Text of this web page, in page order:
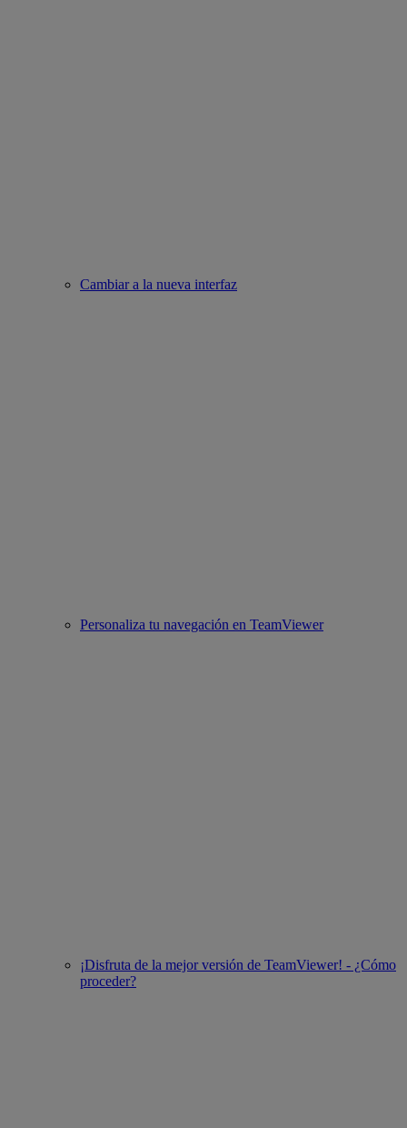
Cambiar a la nueva interfaz
Personaliza tu navegación en TeamViewer
¡Disfruta de la mejor versión de TeamViewer! - ¿Cómo
proceder?